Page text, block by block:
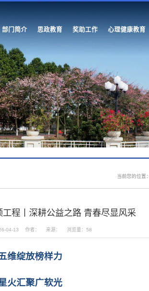
部门简介 思政教育 奖助工作 心理健康教育
当前您的位置：
程丨深耕公益之路 青春尽显风采
04-13 作者： 来源： 浏览量： 58
维绽放榜样力
火汇聚广软光